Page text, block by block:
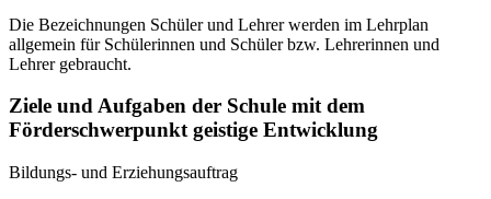
Die Bezeichnungen Schüler und Lehrer werden im Lehrplan
allgemein für Schülerinnen und Schüler bzw. Lehrerinnen und
Lehrer gebraucht.
Ziele und Aufgaben der Schule mit dem
Förderschwerpunkt geistige Entwicklung
Bildungs- und Erziehungsauftrag